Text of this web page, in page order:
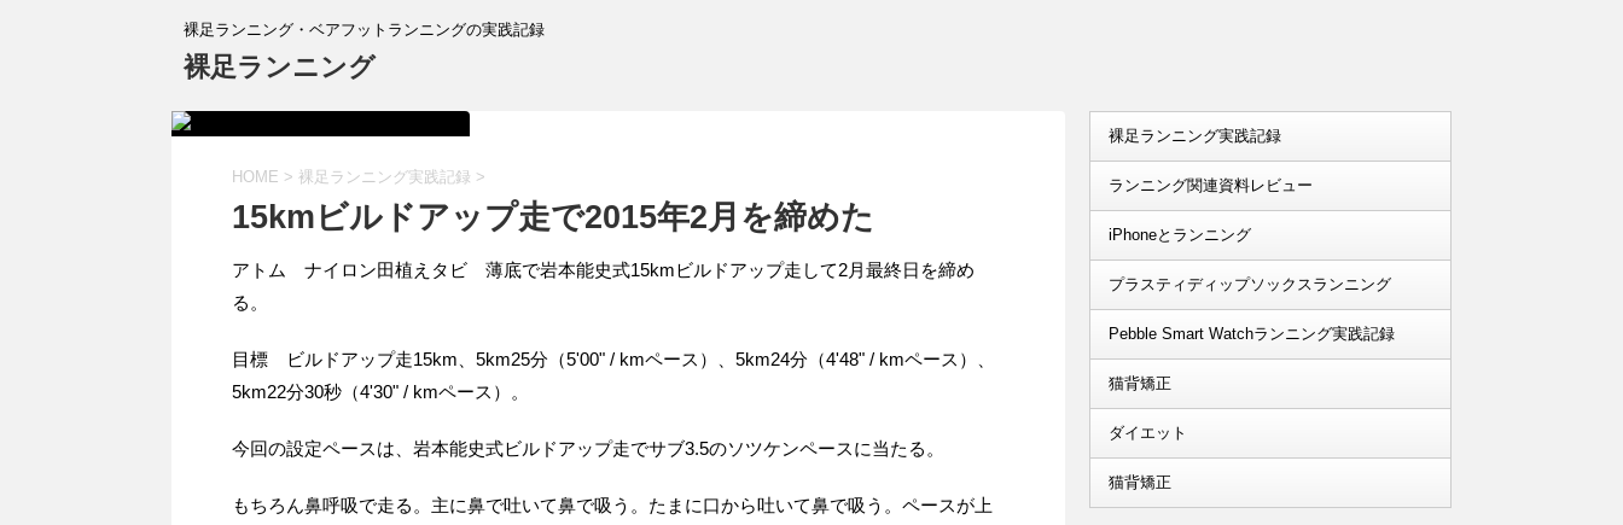
裸足ランニング・ベアフットランニングの実践記録
裸足ランニング
HOME > 裸足ランニング実践記録 >
15kmビルドアップ走で2015年2月を締めた
アトム ナイロン田植えタビ 薄底で岩本能史式15kmビルドアップ走して2月最終日を締め
る。
目標 ビルドアップ走15km、5km25分（5'00" / kmペース）、5km24分（4'48" / kmペース）、
5km22分30秒（4'30" / kmペース）。
今回の設定ペースは、岩本能史式ビルドアップ走でサブ3.5のソツケンペースに当たる。
もちろん鼻呼吸で走る。主に鼻で吐いて鼻で吸う。たまに口から吐いて鼻で吸う。ペースが上
裸足ランニング実践記録
ランニング関連資料レビュー
iPhoneとランニング
プラスティディップソックスランニング
Pebble Smart Watchランニング実践記録
猫背矯正
ダイエット
猫背矯正